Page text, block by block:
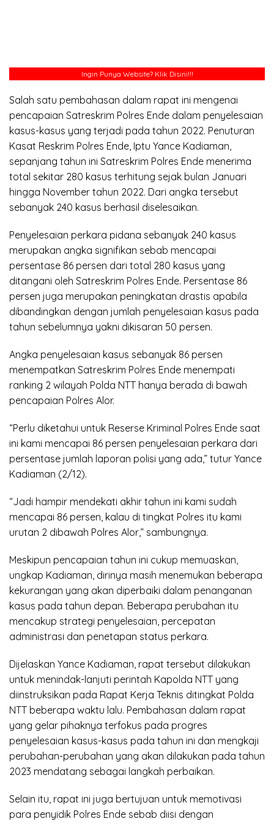
Ingin Punya Website?Klik Disini!!!
Salah satu pembahasan dalam rapat ini mengenai
pencapaian Satreskrim Polres Ende dalam penyelesaian
kasus-kasus yang terjadi pada tahun 2022. Penuturan
Kasat Reskrim Polres Ende, Iptu Yance Kadiaman,
sepanjang tahun ini Satreskrim Polres Ende menerima
total sekitar 280 kasus terhitung sejak bulan Januari
hingga November tahun 2022. Dari angka tersebut
sebanyak 240 kasus berhasil diselesaikan.
Penyelesaian perkara pidana sebanyak 240 kasus
merupakan angka signifikan sebab mencapai
persentase 86 persen dari total 280 kasus yang
ditangani oleh Satreskrim Polres Ende. Persentase 86
persen juga merupakan peningkatan drastis apabila
dibandingkan dengan jumlah penyelesaian kasus pada
tahun sebelumnya yakni dikisaran 50 persen.
Angka penyelesaian kasus sebanyak 86 persen
menempatkan Satreskrim Polres Ende menempati
ranking 2 wilayah Polda NTT hanya berada di bawah
pencapaian Polres Alor.
“Perlu diketahui untuk Reserse Kriminal Polres Ende saat
ini kami mencapai 86 persen penyelesaian perkara dari
persentase jumlah laporan polisi yang ada,” tutur Yance
Kadiaman (2/12).
“Jadi hampir mendekati akhir tahun ini kami sudah
mencapai 86 persen, kalau di tingkat Polres itu kami
urutan 2 dibawah Polres Alor,” sambungnya.
Meskipun pencapaian tahun ini cukup memuaskan,
ungkap Kadiaman, dirinya masih menemukan beberapa
kekurangan yang akan diperbaiki dalam penanganan
kasus pada tahun depan. Beberapa perubahan itu
mencakup strategi penyelesaian, percepatan
administrasi dan penetapan status perkara.
Dijelaskan Yance Kadiaman, rapat tersebut dilakukan
untuk menindak-lanjuti perintah Kapolda NTT yang
diinstruksikan pada Rapat Kerja Teknis ditingkat Polda
NTT beberapa waktu lalu. Pembahasan dalam rapat
yang gelar pihaknya terfokus pada progres
penyelesaian kasus-kasus pada tahun ini dan mengkaji
perubahan-perubahan yang akan dilakukan pada tahun
2023 mendatang sebagai langkah perbaikan.
Selain itu, rapat ini juga bertujuan untuk memotivasi
para penyidik Polres Ende sebab diisi dengan